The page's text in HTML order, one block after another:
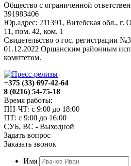
Общество с ограниченной
391983406
Юр.адрес: 211391, Витебская обл., г.
11, пом. 42, ком. 1
Свидетельство о гос. регистрации
01.12.2022 Оршанским районным
комитетом.
+375 (33) 697-42-64
8 (0216) 54-75-18
Время работы:
ПН-ЧТ: с 9:00 до 18:00
ПТ: с 9:00 до 16:00
СУБ, ВС - Выходной
Задать вопрос
Заказать звонок
Имя